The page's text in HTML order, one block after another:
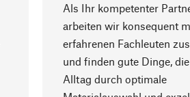
Als Ihr kompetenter
arbeiten wir konsequent
erfahrenen Fachleuten
und finden gute Dinge,
Alltag durch optimale